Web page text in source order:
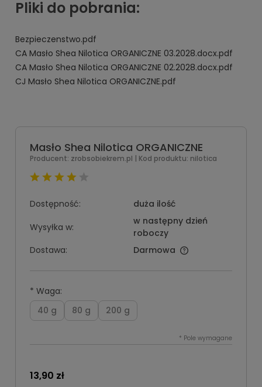
Pliki do pobrania:
Bezpieczenstwo.pdf
CA Masło Shea Nilotica ORGANICZNE 03.2028.docx.pdf
CA Masło Shea Nilotica ORGANICZNE 02.2028.docx.pdf
CJ Masło Shea Nilotica ORGANICZNE.pdf
Masło Shea Nilotica ORGANICZNE
Producent: zrobsobiekrem.pl | Kod produktu: nilotica
Dostępność:
duża ilość
Wysyłka w:
w następny dzień
roboczy
Dostawa:
Darmowa
* Waga:
40 g
80 g 200 g
* Pole wymagane
13,90 zł